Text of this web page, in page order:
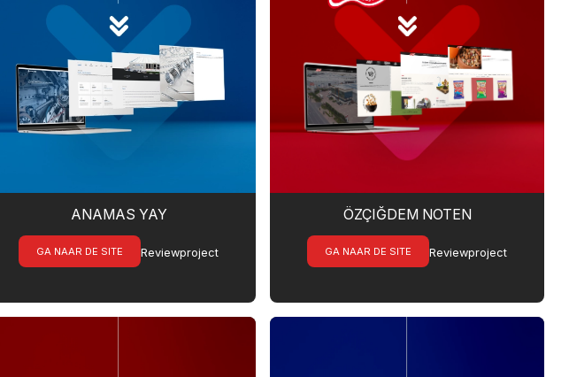
ANAMAS YAY
GA NAAR DE SITE Reviewproject
ÖZÇIĞDEM NOTEN
GA NAAR DE SITE Reviewproject